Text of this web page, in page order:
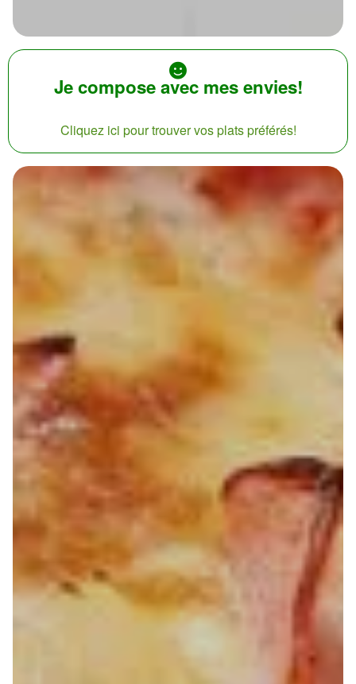
Je compose avec mes envies!
Cliquez ici pour trouver vos plats préférés!